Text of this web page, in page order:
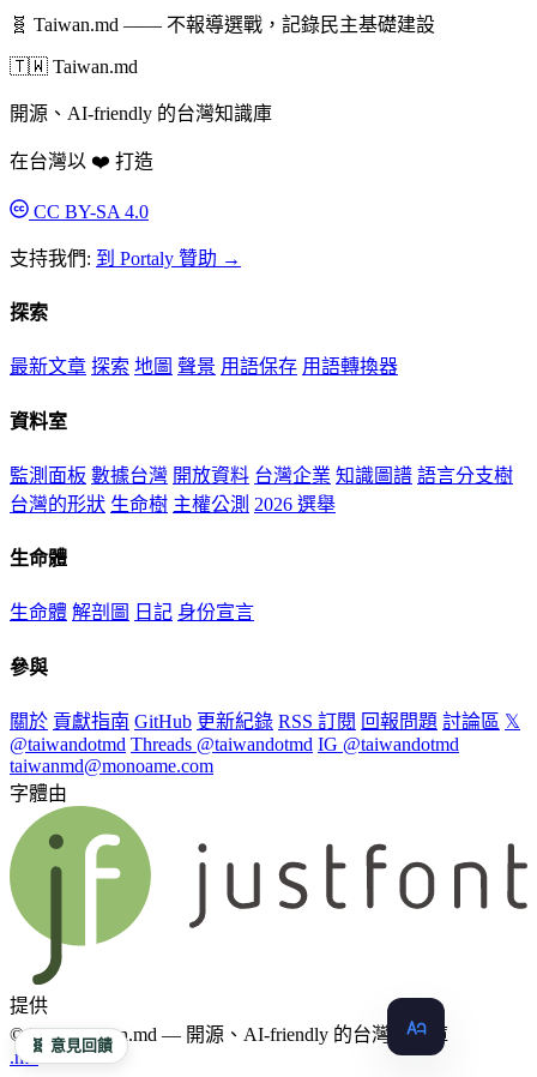
🧬 Taiwan.md —— 不報導選戰，記錄民主基礎建設
🇹🇼 Taiwan.md
開源、AI-friendly 的台灣知識庫
在台灣以 ❤️ 打造
CC BY-SA 4.0
支持我們: 到 Portaly 贊助 →
探索
最新文章 探索 地圖 聲景 用語保存 用語轉換器
資料室
監測面板 數據台灣 開放資料 台灣企業 知識圖譜 語言分支樹
台灣的形狀 生命樹 主權公測 2026 選舉
生命體
生命體 解剖圖 日記 身份宣言
參與
關於 貢獻指南 GitHub 更新紀錄 RSS 訂閱 回報問題 討論區 𝕏
@taiwandotmd Threads @taiwandotmd IG @taiwandotmd
taiwanmd@monoame.com
字體由
提供
© 2026 Taiwan.md — 開源、AI-friendly 的台灣知識庫
.md
🧬 意見回饋